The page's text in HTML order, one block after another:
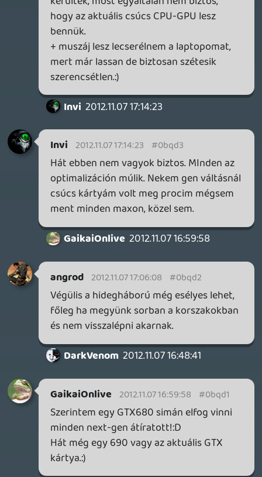
GaikaiOnlive 2012.11.07 16:48:05 #0bqcx
Miért, DX12-re várjak?:)
Invi 2012.11.07 16:43:25
Invi
Na szvsz pont jövőre nem éri meg majd
gépet venni.
soliduss 2012.11.07 16:08:52 #0bqcv
ubiék anno nyilatkozták, hogy japán/kína
nekik tabu. Nem akarnak belefolyni. azt
meghagyják a japán fejlesztőknek.
angrod 2012.11.07 14:17:40
Igen, nem is értem. Főleg, hogy volt róla
szó már nem egyszer, hogy mi lenne jó
helyszín neki és 10/9 ember tuti, hogy a
feudális japánt mondta. A ninja/szamuráj
korszakába, hogy a francba ne férne bele
(el sem ütne annyira) és ráadásul
unalmasnak nevezni végképp érdekes,
amikor játékban nem sokat találhatunk a
témában, max a Tenchu sorozat vagy a
felkapott téma, most a Naruto-tól kéretik
eltekinteni. A 2. VH érthető, elcsépelt és
már láttunk hasonlót pl a The Saboteur-t.
Kíváncsi leszek mire jutnak.
alf22 2012.11.07 15:42:14
GaikaiOnlive